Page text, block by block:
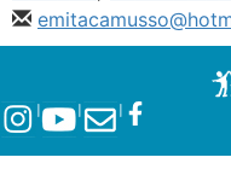
l l l